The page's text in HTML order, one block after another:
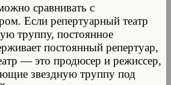
сравнивать с
Если репертуарный театр
труппу, постоянное
постоянный репертуар,
— это продюсер и режиссер,
звездную труппу под